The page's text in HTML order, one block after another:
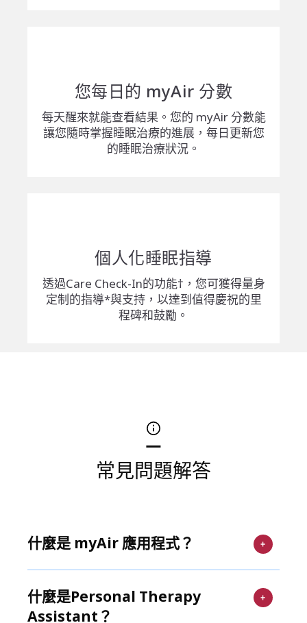
您每日的 myAir 分數
每天醒來就能查看結果。您的 myAir 分數能
讓您隨時掌握睡眠治療的進展，每日更新您
的睡眠治療狀況。
個人化睡眠指導
透過Care Check-In的功能†，您可獲得量身
定制的指導*與支持，以達到值得慶祝的里
程碑和鼓勵。
常見問題解答
什麼是 myAir 應用程式？
什麼是Personal Therapy
Assistant？